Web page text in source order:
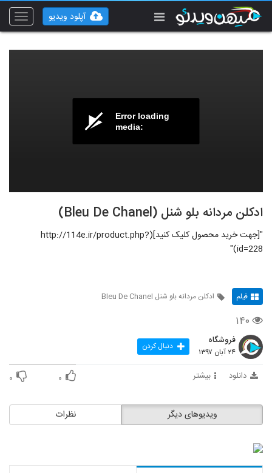
Toggle
آپلود ویدیو
Error loading
media:
ادکلن مردانه بلو شنل (Bleu De Chanel)
"[جهت خرید محصول کلیک کنید](http://114e.ir/product.php?
id=228)"
فیلم ادکلن مردانه بلو شنل Bleu De Chanel
۱۴۰
فروشگاه
۲۴ آبان ۱۳۹۷ دنبال کردن
دانلود بیشتر ۰ ۰
نظرات ویدیوهای دیگر